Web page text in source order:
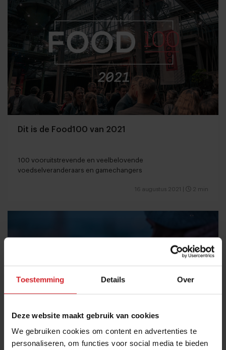
Toestemming Details Over
Deze website maakt gebruik van cookies
We gebruiken cookies om content en advertenties te
personaliseren, om functies voor social media te bieden
Dit is de Food100 van 2021
100 vooruitstrevende en veelbelovende
voedselveranderaars en gamechangers
16 augustus 2021 2 min